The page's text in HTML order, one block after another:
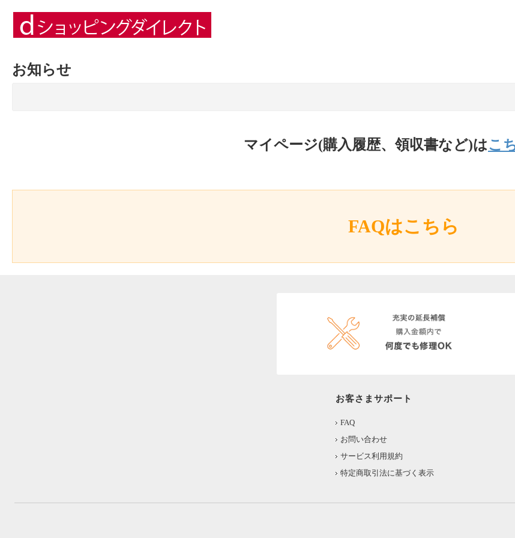
お知らせ
マイページ(購入履歴、領収書など)はこ
FAQはこちら
お客さまサポート
FAQ
お問い合わせ
サービス利用規約
特定商取引法に基づく表示